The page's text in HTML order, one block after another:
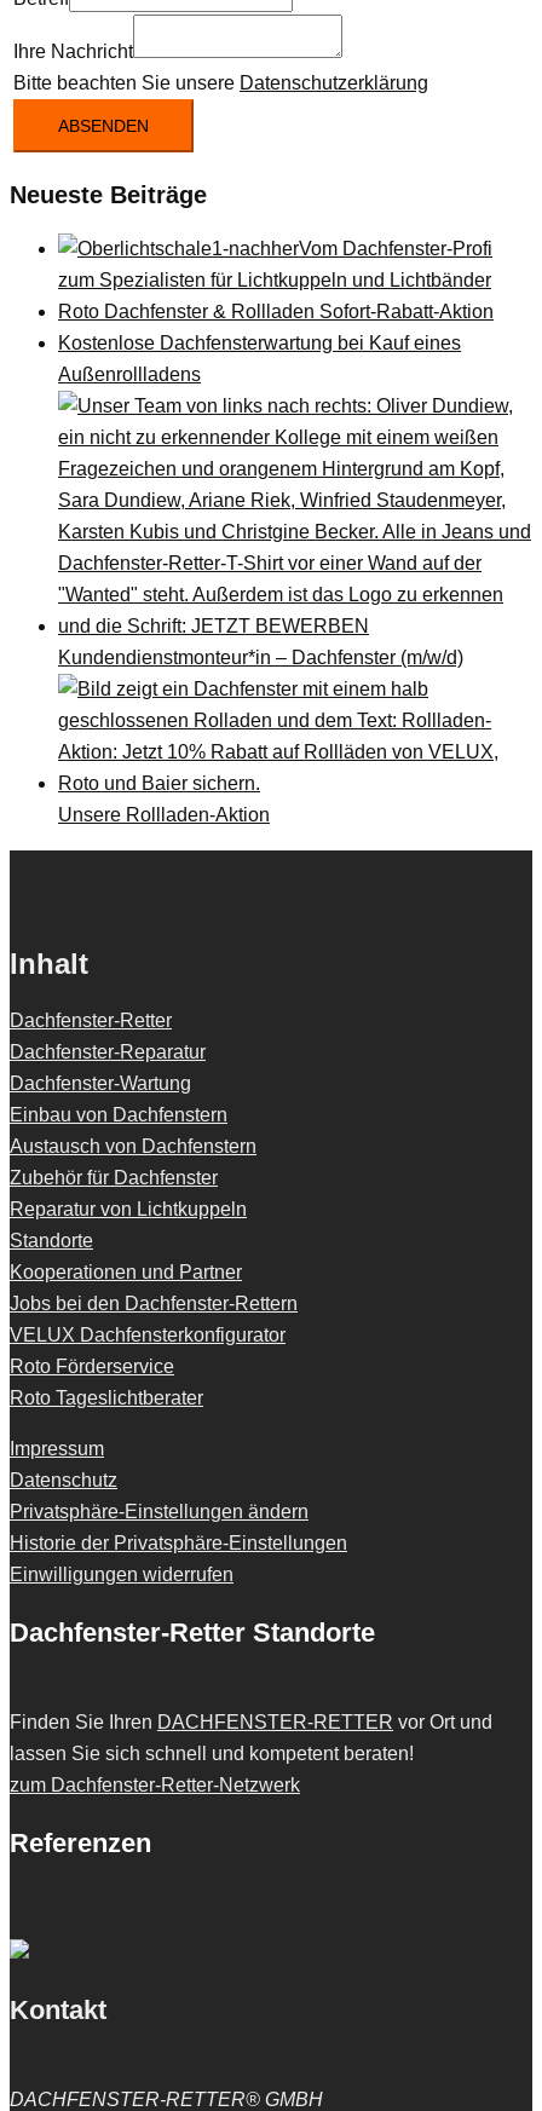
Ihre Nachricht
Bitte beachten Sie unsere Datenschutzerklärung
ABSENDEN
Neueste Beiträge
Vom Dachfenster-Profi
zum Spezialisten für Lichtkuppeln und Lichtbänder
Roto Dachfenster & Rollladen Sofort-Rabatt-Aktion
Kostenlose Dachfensterwartung bei Kauf eines
Außenrollladens
Kundendienstmonteur*in – Dachfenster (m/w/d)
Unsere Rollladen-Aktion
Inhalt
Dachfenster-Retter
Dachfenster-Reparatur
Dachfenster-Wartung
Einbau von Dachfenstern
Austausch von Dachfenstern
Zubehör für Dachfenster
Reparatur von Lichtkuppeln
Standorte
Kooperationen und Partner
Jobs bei den Dachfenster-Rettern
VELUX Dachfensterkonfigurator
Roto Förderservice
Roto Tageslichtberater
Impressum
Datenschutz
Privatsphäre-Einstellungen ändern
Historie der Privatsphäre-Einstellungen
Einwilligungen widerrufen
Dachfenster-Retter Standorte
Finden Sie Ihren DACHFENSTER-RETTER vor Ort und
lassen Sie sich schnell und kompetent beraten!
zum Dachfenster-Retter-Netzwerk
Referenzen
Kontakt
DACHFENSTER-RETTER® GMBH